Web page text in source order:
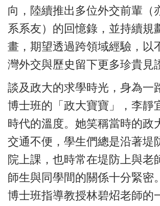
向，陸續推出多位外交前輩（
系系友）的回憶錄，並持續規
畫，期望透過跨領域經驗，以
灣外交與歷史留下更多珍貴見
談及政大的求學時光，身為一
博士班的「政大寶寶」，李靜
時代的溫度。她笑稱當時的政
交通不便，學生們總是沿著堤
院上課，也時常在堤防上與老
師生與同學間的關係十分緊密
博士班指導教授林碧炤老師的